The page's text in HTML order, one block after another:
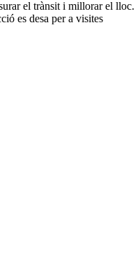
el trànsit i millorar el lloc.
es desa per a visites